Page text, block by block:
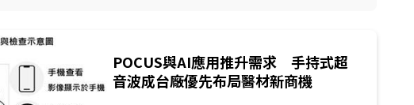
POCUS與AI應用推升需求 手持式超
音波成台廠優先布局醫材新商機